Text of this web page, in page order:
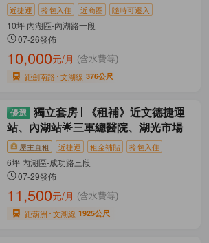
近捷運 拎包入住 近商圈 隨時可遷入
10坪 內湖區-內湖路一段
07-26發佈
10,000元/月 (含水費等)
距劍南路 文湖線 376公尺
獨立套房
《租補》近文德捷運
站、內湖站🌟三軍總醫院、湖光市場
屋主直租 近捷運 租金補貼 拎包入住
6坪 內湖區-成功路三段
07-29發佈
11,500元/月 (含水費等)
距葫洲 文湖線 1925公尺